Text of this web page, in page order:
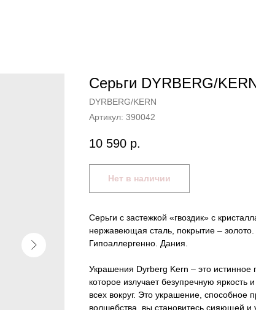
Серьги DYRBERG/
DYRBERG/KERN
Артикул: 390042
10 590 р.
Нет в наличии
Серьги с застежкой «гвоздик» с
нержавеющая сталь, покрытие –
Гипоаллергенно. Дания.
Украшения Dyrberg Kern – это истинное
которое излучает безупречную яркость
всех вокруг. Это украшение, способное
волшебства, вы становитесь сияющей